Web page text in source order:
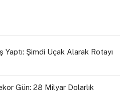
Yaptı: Şimdi Uçak Alarak Rotayı
Gün: 28 Milyar Dolarlık